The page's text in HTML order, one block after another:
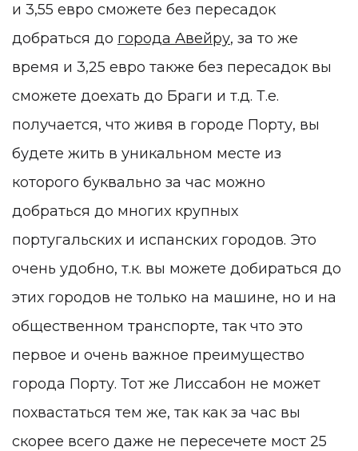
и 3,55 евро сможете без пересадок
добраться до города Авейру, за то же
время и 3,25 евро также без пересадок вы
сможете доехать до Браги и т.д. Т.е.
получается, что живя в городе Порту, вы
будете жить в уникальном месте из
которого буквально за час можно
добраться до многих крупных
португальских и испанских городов. Это
очень удобно, т.к. вы можете добираться до
этих городов не только на машине, но и на
общественном транспорте, так что это
первое и очень важное преимущество
города Порту. Тот же Лиссабон не может
похвастаться тем же, так как за час вы
скорее всего даже не пересечете мост 25